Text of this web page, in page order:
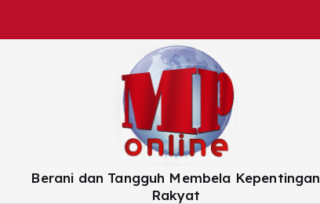
Berani dan Tangguh Membela Kepentingan
Rakyat